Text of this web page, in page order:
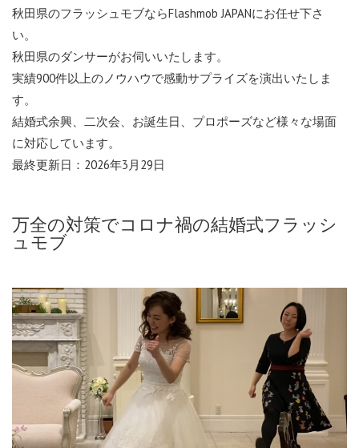
秋田県のフラッシュモブならFlashmob JAPANにお任せ下さ
い。
秋田県のダンサーがお伺いいたします。
実績900件以上のノウハウで感動サプライズを演出いたしま
す。
結婚式余興、二次会、お誕生日、プロポーズなど様々な場面
に対応しています。
最終更新日：2026年3月29日
万全の対策でコロナ禍の結婚式フラッシ
ュモブ